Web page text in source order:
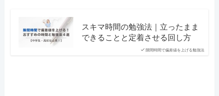
隙間時間で偏差値を上げる勉強法
スキマ時間の勉強法｜立ったまま
できることと定着させる回し方